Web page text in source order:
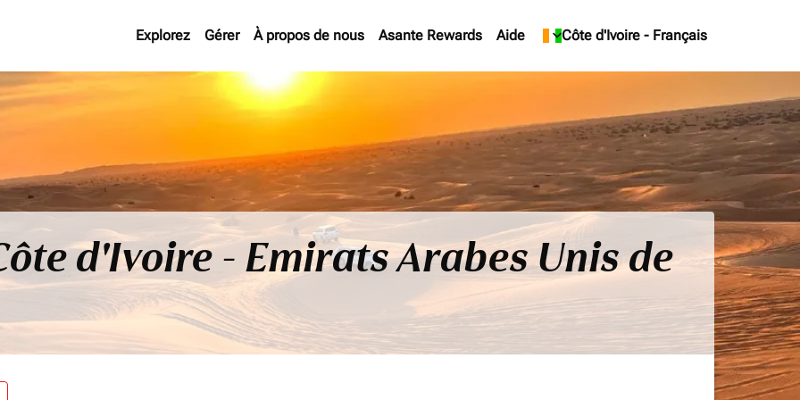
Explorez Gérer À propos de nous Asante Rewards Aide Côte d'Ivoire - Français
keyboard_arrow_down
d'Ivoire - Emirats Arabes Unis de